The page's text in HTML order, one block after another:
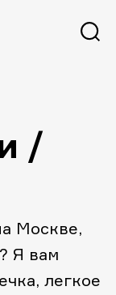
/
Москве,
Я вам
легкое